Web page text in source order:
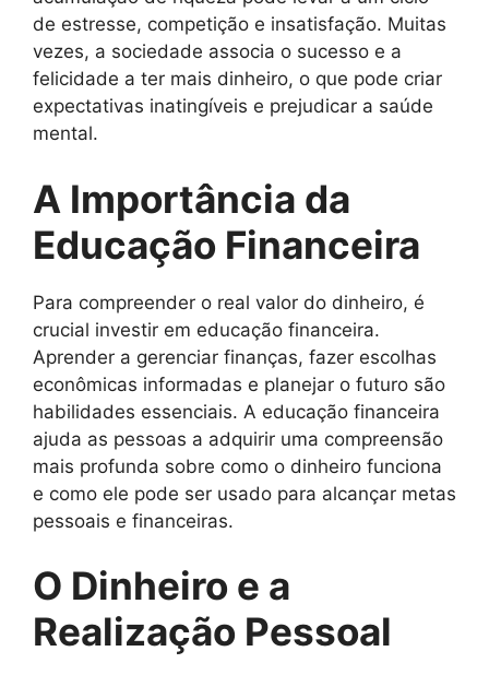
de estresse, competição e insatisfação. Muitas
vezes, a sociedade associa o sucesso e a
felicidade a ter mais dinheiro, o que pode criar
expectativas inatingíveis e prejudicar a saúde
mental.
A Importância da
Educação Financeira
Para compreender o real valor do dinheiro, é
crucial investir em educação financeira.
Aprender a gerenciar finanças, fazer escolhas
econômicas informadas e planejar o futuro são
habilidades essenciais. A educação financeira
ajuda as pessoas a adquirir uma compreensão
mais profunda sobre como o dinheiro funciona
e como ele pode ser usado para alcançar metas
pessoais e financeiras.
O Dinheiro e a
Realização Pessoal